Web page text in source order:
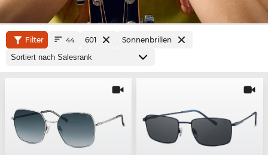
Filter 44 601 Sonnenbrillen